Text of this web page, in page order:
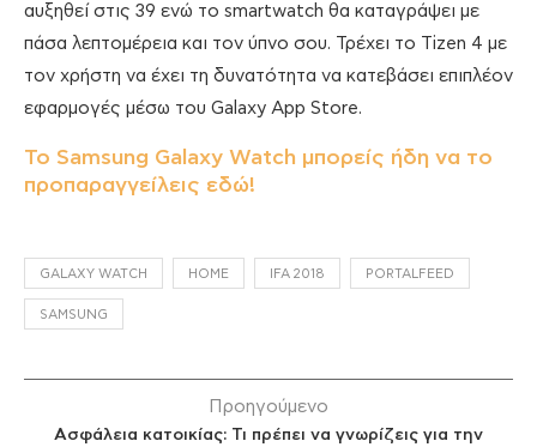
αυξηθεί στις 39 ενώ το smartwatch θα καταγράψει με
πάσα λεπτομέρεια και τον ύπνο σου. Τρέχει το Tizen 4 με
τον χρήστη να έχει τη δυνατότητα να κατεβάσει επιπλέον
εφαρμογές μέσω του Galaxy App Store.
Το Samsung Galaxy Watch μπορείς ήδη να το
προπαραγγείλεις εδώ!
GALAXY WATCH HOME IFA 2018 PORTALFEED
SAMSUNG
Προηγούμενο
Ασφάλεια κατοικίας: Τι πρέπει να γνωρίζεις για την